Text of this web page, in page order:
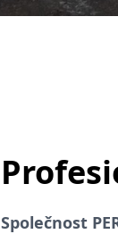
Společnost